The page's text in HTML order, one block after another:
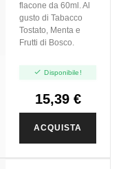
flacone da 60ml. Al
gusto di Tabacco
Tostato, Menta e
Frutti di Bosco.
 Disponibile!
15,39 €
ACQUISTA